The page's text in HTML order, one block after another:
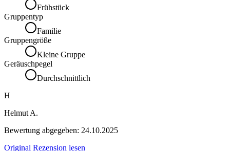
Frühstück
Gruppentyp
Familie
Gruppengröße
Kleine Gruppe
Geräuschpegel
Durchschnittlich
H
Helmut A.
Bewertung abgegeben: 24.10.2025
Original Rezension lesen